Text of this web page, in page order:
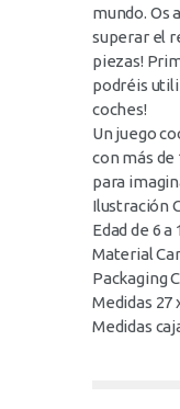
mundo. Os
superar el
piezas!
podréis
coches!
Un juego
con más
para
Ilustración
Edad de 6 a
Material
Packaging
Medidas 27
Medidas